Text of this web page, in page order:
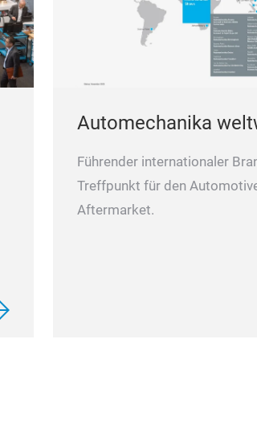
Automechanika
Führender internationaler
Treffpunkt für den
Aftermarket.